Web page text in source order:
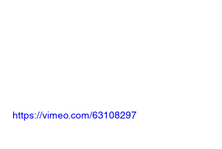
https://vimeo.com/63108297